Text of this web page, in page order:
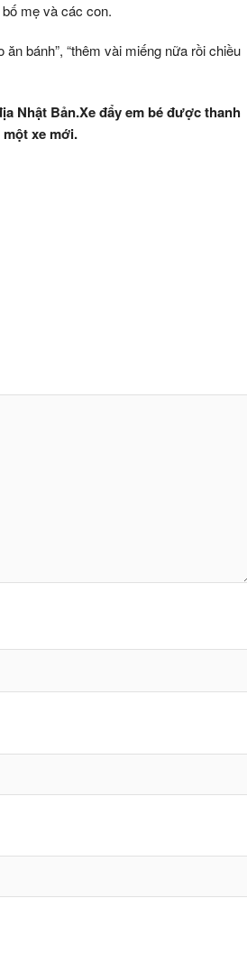
mẹ và các con.
bánh”, “thêm vài miếng nữa rồi chiều
Nhật Bản.Xe đẩy em bé được thanh
xe mới.